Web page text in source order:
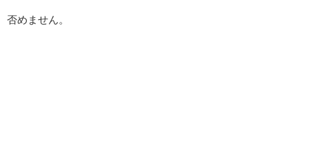
否めません。